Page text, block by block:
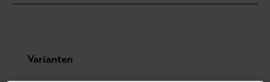
Produktgalerie überspringen
Varianten